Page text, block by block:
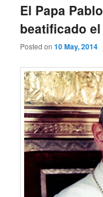
El Papa
beatificado
Posted on10 May, 2014